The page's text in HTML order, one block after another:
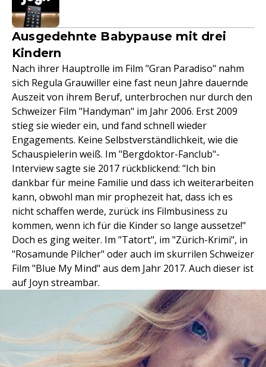
Ausgedehnte Babypause mit drei
Kindern
Nach ihrer Hauptrolle im Film "Gran Paradiso" nahm
sich Regula Grauwiller eine fast neun Jahre dauernde
Auszeit von ihrem Beruf, unterbrochen nur durch den
Schweizer Film "Handyman" im Jahr 2006. Erst 2009
stieg sie wieder ein, und fand schnell wieder
Engagements. Keine Selbstverständlichkeit, wie die
Schauspielerin weiß. Im "Bergdoktor-Fanclub"-
Interview sagte sie 2017 rückblickend: "Ich bin
dankbar für meine Familie und dass ich weiterarbeiten
kann, obwohl man mir prophezeit hat, dass ich es
nicht schaffen werde, zurück ins Filmbusiness zu
kommen, wenn ich für die Kinder so lange aussetze!"
Doch es ging weiter. Im "Tatort", im "Zürich-Krimi", in
"Rosamunde Pilcher" oder auch im skurrilen Schweizer
Film "Blue My Mind" aus dem Jahr 2017. Auch dieser ist
auf Joyn streambar.